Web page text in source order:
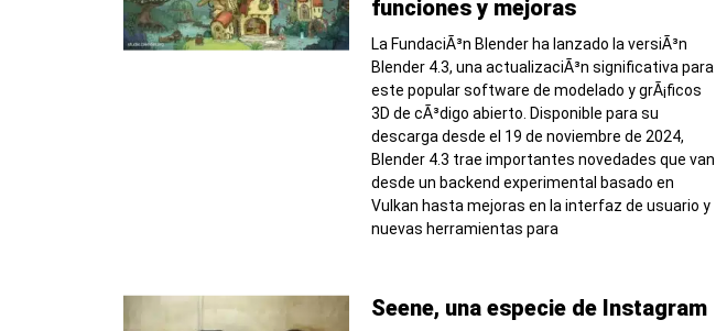
funciones y mejoras
La FundaciÃ³n Blender ha lanzado la versiÃ³n
Blender 4.3, una actualizaciÃ³n significativa para
este popular software de modelado y grÃ¡ficos
3D de cÃ³digo abierto. Disponible para su
descarga desde el 19 de noviembre de 2024,
Blender 4.3 trae importantes novedades que van
desde un backend experimental basado en
Vulkan hasta mejoras en la interfaz de usuario y
nuevas herramientas para
Seene, una especie de Instagram